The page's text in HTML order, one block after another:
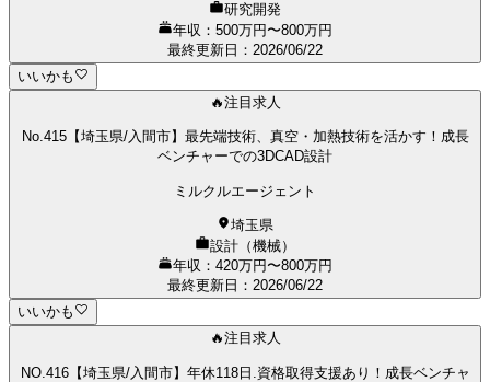
研究開発
年収：500万円〜800万円
最終更新日 ： 2026/06/22
いいかも
🔥注目求人
No.415【埼玉県/入間市】最先端技術、真空・加熱技術を活かす！成長
ベンチャーでの3DCAD設計
ミルクルエージェント
埼玉県
設計（機械）
年収：420万円〜800万円
最終更新日 ： 2026/06/22
いいかも
🔥注目求人
NO.416【埼玉県/入間市】年休118日.資格取得支援あり！成長ベンチャ